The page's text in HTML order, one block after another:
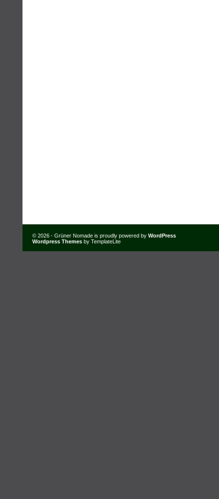
© 2026 - Grüner Nomade is proudly powered by WordPress
Wordpress Themes by TemplateLite